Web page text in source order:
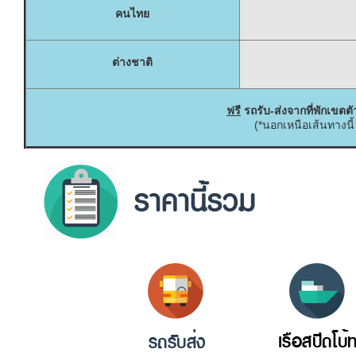
คนไทย
ต่างชาติ
ฟร รถรับ-ส่งจากที่พักเขต
(*นอกเหนือเส้นทาง